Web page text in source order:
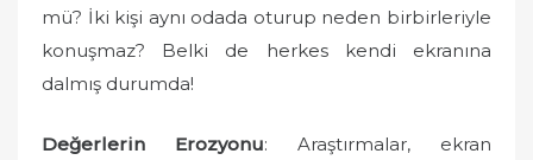
mü? İki kişi aynı odada oturup neden birbirleriyle
konuşmaz? Belki de herkes kendi ekranına
dalmış durumda!
Değerlerin Erozyonu: Araştırmalar, ekran